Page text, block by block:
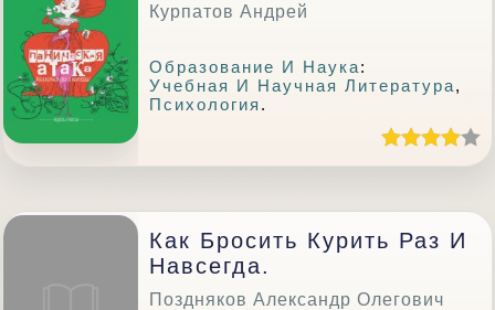
Курпатов Андрей
Образование И Наука:
Учебная И Научная Литература,
Психология .
Как Бросить Курить Раз И
Навсегда.
Поздняков Александр Олегович